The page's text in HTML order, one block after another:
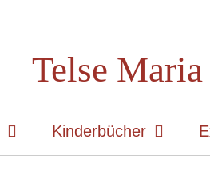
Telse
Kinderbücher